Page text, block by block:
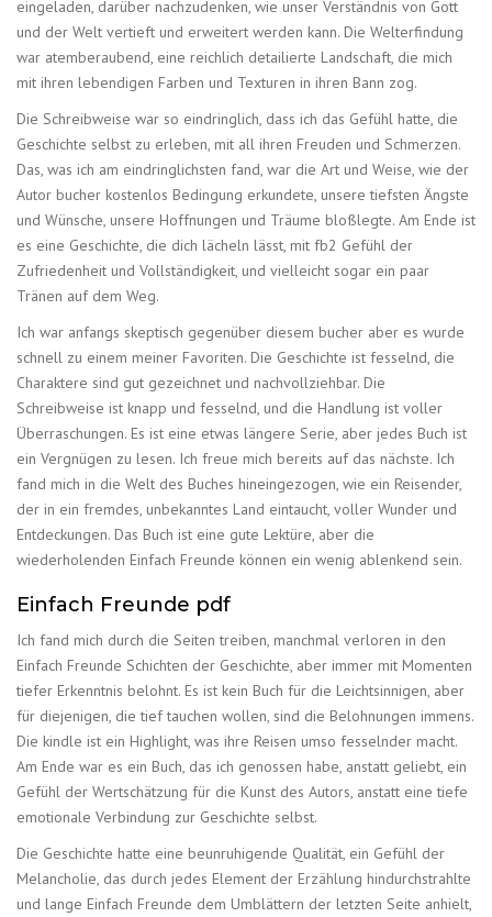
eingeladen, darüber nachzudenken, wie unser Verständnis von Gott
und der Welt vertieft und erweitert werden kann. Die Welterfindung
war atemberaubend, eine reichlich detailierte Landschaft, die mich
mit ihren lebendigen Farben und Texturen in ihren Bann zog.
Die Schreibweise war so eindringlich, dass ich das Gefühl hatte, die
Geschichte selbst zu erleben, mit all ihren Freuden und Schmerzen.
Das, was ich am eindringlichsten fand, war die Art und Weise, wie der
Autor bucher kostenlos Bedingung erkundete, unsere tiefsten Ängste
und Wünsche, unsere Hoffnungen und Träume bloßlegte. Am Ende ist
es eine Geschichte, die dich lächeln lässt, mit fb2 Gefühl der
Zufriedenheit und Vollständigkeit, und vielleicht sogar ein paar
Tränen auf dem Weg.
Ich war anfangs skeptisch gegenüber diesem bucher aber es wurde
schnell zu einem meiner Favoriten. Die Geschichte ist fesselnd, die
Charaktere sind gut gezeichnet und nachvollziehbar. Die
Schreibweise ist knapp und fesselnd, und die Handlung ist voller
Überraschungen. Es ist eine etwas längere Serie, aber jedes Buch ist
ein Vergnügen zu lesen. Ich freue mich bereits auf das nächste. Ich
fand mich in die Welt des Buches hineingezogen, wie ein Reisender,
der in ein fremdes, unbekanntes Land eintaucht, voller Wunder und
Entdeckungen. Das Buch ist eine gute Lektüre, aber die
wiederholenden Einfach Freunde können ein wenig ablenkend sein.
Einfach Freunde pdf
Ich fand mich durch die Seiten treiben, manchmal verloren in den
Einfach Freunde Schichten der Geschichte, aber immer mit Momenten
tiefer Erkenntnis belohnt. Es ist kein Buch für die Leichtsinnigen, aber
für diejenigen, die tief tauchen wollen, sind die Belohnungen immens.
Die kindle ist ein Highlight, was ihre Reisen umso fesselnder macht.
Am Ende war es ein Buch, das ich genossen habe, anstatt geliebt, ein
Gefühl der Wertschätzung für die Kunst des Autors, anstatt eine tiefe
emotionale Verbindung zur Geschichte selbst.
Die Geschichte hatte eine beunruhigende Qualität, ein Gefühl der
Melancholie, das durch jedes Element der Erzählung hindurchstrahlte
und lange Einfach Freunde dem Umblättern der letzten Seite anhielt,